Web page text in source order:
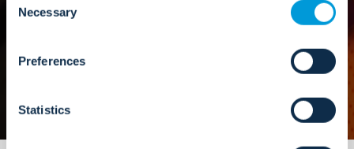
about who we share your information with.
Selection
Necessary
Preferences
Statistics